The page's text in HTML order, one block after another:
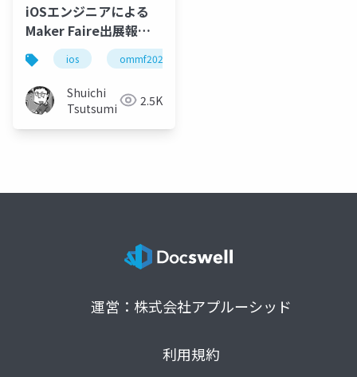
iOSエンジニアによる
Maker Faire出展報告
#OMMF2024
ios ommf2024
Shuichi
Tsutsumi
2.5K
運営：株式会社アプルーシッド
利用規約